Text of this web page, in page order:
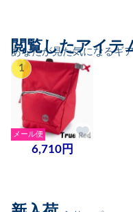
あなたが見た気になるギ
閲覧したアイテ
1
メール便
6,710円